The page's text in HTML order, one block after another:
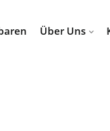
Über Uns